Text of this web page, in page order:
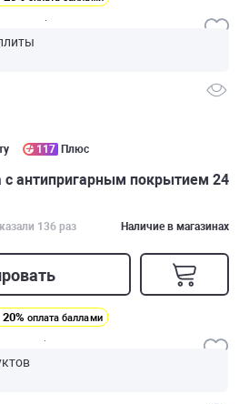
117 Плюс
с антипригарным покрытием 24
136 раз Наличие в магазинах
20% оплата баллами